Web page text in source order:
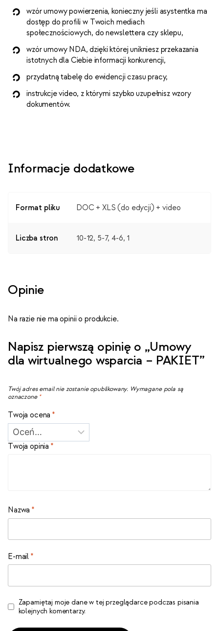
wzór umowy powierzenia, konieczny jeśli asystentka ma
dostęp do profili w Twoich mediach
społecznościowych, do newslettera czy sklepu,
wzór umowy NDA, dzięki której unikniesz przekazania
istotnych dla Ciebie informacji konkurencji,
przydatną tabelę do ewidencji czasu pracy,
instrukcje video, z którymi szybko uzupełnisz wzory
dokumentów.
Informacje dodatkowe
Format pliku DOC + XLS (do edycji) + video
Liczba stron 10-12, 5-7, 4-6, 1
Opinie
Na razie nie ma opinii o produkcie.
Napisz pierwszą opinię o „Umowy
dla wirtualnego wsparcia – PAKIET”
Twój adres email nie zostanie opublikowany. Wymagane pola są
oznaczone *
Twoja ocena*
Twoja opinia *
Nazwa*
E-mail *
Zapamiętaj moje dane w tej przeglądarce podczas pisania
kolejnych komentarzy.